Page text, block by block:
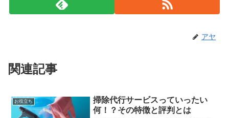
アヤ
関連記事
お役立ち
掃除代行サービスっていったい
何！？その特徴と評判とは